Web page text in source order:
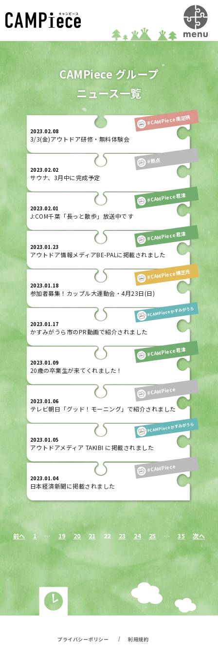
CAMPiece グループ
ニュース一覧
#CAMPiece南足柄
2023.02.08
3/3(金)アウトドア研修・無料体験会
#拠点
2023.02.02
サウナ、3月中に完成予定
#CAMPiece君津
2023.02.01
J:COM千葉「長っと散歩」放送中です
#CAMPiece君津
2023.01.23
アウトドア情報メディアBE-PALに掲載されました
#CAMPiece横芝光
2023.01.18
参加者募集！カップル大運動会・4月23日(日)
#CAMPieceかすみがうら
2023.01.17
かすみがうら市のPR動画で紹介されました
#CAMPiece君津
2023.01.09
20歳の卒業生が来てくれました！
#CAMPiece
2023.01.06
テレビ朝日「グッド！モーニング」で紹介されました
#CAMPieceかすみがうら
2023.01.05
アウトドアメディア TAKIBI に掲載されました
#CAMPiece
2023.01.04
日本経済新聞に掲載されました
前へ 1 … 19 20 21 22 23 24 25 … 35 次へ
プライバシーポリシー / 利用規約